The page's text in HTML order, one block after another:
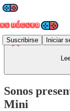
Suscribirse Iniciar
Sonos
Mini